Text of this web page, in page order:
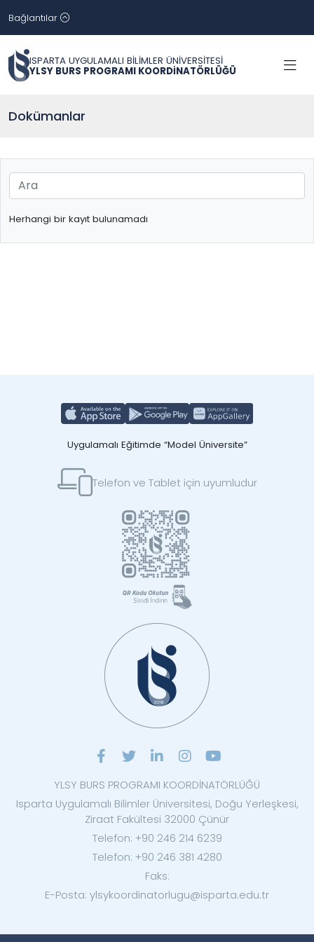
Bağlantılar
ISPARTA UYGULAMALI BİLİMLER ÜNİVERSİTESİ
YLSY BURS PROGRAMI KOORDİNATÖRLÜĞÜ
Dokümanlar
Herhangi bir kayıt bulunamadı
Uygulamalı Eğitimde “Model Üniversite”
Telefon ve Tablet için uyumludur
YLSY BURS PROGRAMI KOORDİNATÖRLÜĞÜ
Isparta Uygulamalı Bilimler Üniversitesi, Doğu Yerleşkesi,
Ziraat Fakültesi 32000 Çünür
Telefon: +90 246 214 6239
Telefon: +90 246 381 4280
Faks:
E-Posta: ylsykoordinatorlugu@isparta.edu.tr